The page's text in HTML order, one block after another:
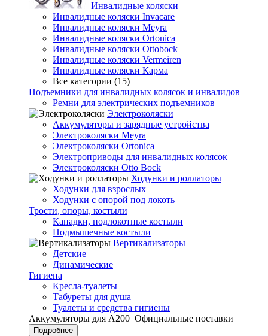
Инвалидные коляски
Инвалидные коляски Invacare
Инвалидные коляски Meyra
Инвалидные коляски Ortonica
Инвалидные коляски Ottobock
Инвалидные коляски Vermeiren
Инвалидные коляски Карма
Все категории (15)
Подъемники для инвалидных колясок и инвалидов
Ремни для электрических подъемников
Электроколяски
Аккумуляторы и зарядные устройства
Электроколяски Meyra
Электроколяски Ortonica
Электроприводы для инвалидных колясок
Электроколяски Otto Bock
Ходунки и роллаторы
Ходунки для взрослых
Ходунки с опорой под локоть
Трости, опоры, костыли
Канадки, подлокотные костыли
Подмышечные костыли
Вертикализаторы
Детские
Динамические
Гигиена
Кресла-туалеты
Табуреты для душа
Туалеты и средства гигиены
Аккумуляторы для А200 Официальные поставки
Подробнее